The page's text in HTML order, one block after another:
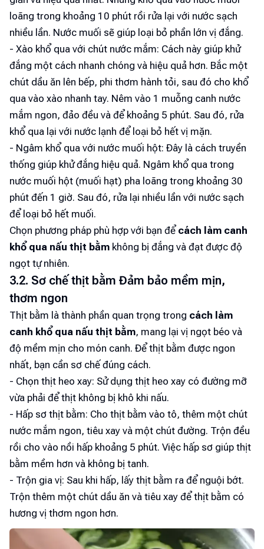
loãng trong khoảng 10 phút rồi rửa lại với nước sạch
nhiều lần. Nước muối sẽ giúp loại bỏ phần lớn vị đắng.
- Xào khổ qua với chút nước mắm: Cách này giúp khử
đắng một cách nhanh chóng và hiệu quả hơn. Bắc một
chút dầu ăn lên bếp, phi thơm hành tỏi, sau đó cho khổ
qua vào xào nhanh tay. Nêm vào 1 muỗng canh nước
mắm ngon, đảo đều và để khoảng 5 phút. Sau đó, rửa
khổ qua lại với nước lạnh để loại bỏ hết vị mặn.
- Ngâm khổ qua với nước muối hột: Đây là cách truyền
thống giúp khử đắng hiệu quả. Ngâm khổ qua trong
nước muối hột (muối hạt) pha loãng trong khoảng 30
phút đến 1 giờ. Sau đó, rửa lại nhiều lần với nước sạch
để loại bỏ hết muối.
Chọn phương pháp phù hợp với bạn để cách làm canh
khổ qua nấu thịt bằm không bị đắng và đạt được độ
ngọt tự nhiên.
3.2. Sơ chế thịt bằm Đảm bảo mềm mịn,
thơm ngon
Thịt bằm là thành phần quan trọng trong cách làm
canh khổ qua nấu thịt bằm, mang lại vị ngọt béo và
độ mềm mịn cho món canh. Để thịt bằm được ngon
nhất, bạn cần sơ chế đúng cách.
- Chọn thịt heo xay: Sử dụng thịt heo xay có đường mỡ
vừa phải để thịt không bị khô khi nấu.
- Hấp sơ thịt bằm: Cho thịt bằm vào tô, thêm một chút
nước mắm ngon, tiêu xay và một chút đường. Trộn đều
rồi cho vào nồi hấp khoảng 5 phút. Việc hấp sơ giúp thịt
bằm mềm hơn và không bị tanh.
- Trộn gia vị: Sau khi hấp, lấy thịt bằm ra để nguội bớt.
Trộn thêm một chút dầu ăn và tiêu xay để thịt bằm có
hương vị thơm ngon hơn.